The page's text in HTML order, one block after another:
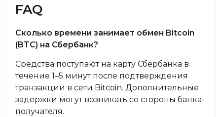
FAQ
Сколько времени занимает обмен Bitcoin
(BTC) на Сбербанк?
Средства поступают на карту Сбербанка в
течение 1–5 минут после подтверждения
транзакции в сети Bitcoin. Дополнительные
задержки могут возникать со стороны банка-
получателя.